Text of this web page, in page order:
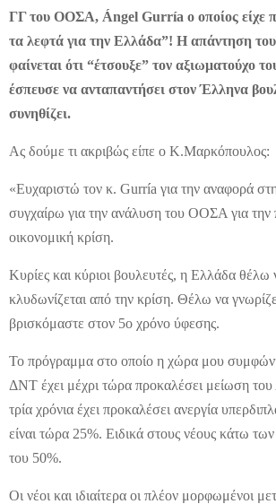
ΓΓ του ΟΟΣΑ, Ángel Gurría ο οποίος είχε
τα λεφτά για την Ελλάδα”! Η απάντηση
φαίνεται ότι “έτσουξε” τον αξιωματούχο
έσπευσε να ανταπαντήσει στον Έλληνα
συνηθίζει.
Ας δούμε τι ακριβώς είπε ο Κ.Μαρκόπουλος:
«Ευχαριστώ τον κ. Gurría για την αναφορά
συγχαίρω για την ανάλυση του ΟΟΣΑ για την
οικονομική κρίση.
Κυρίες και κύριοι βουλευτές, η Ελλάδα
κλυδωνίζεται από την κρίση. Θέλω να
βρισκόμαστε στον 5ο χρόνο ύφεσης.
Το πρόγραμμα στο οποίο η χώρα μου
ΔΝΤ έχει μέχρι τώρα προκαλέσει μείωση
τρία χρόνια έχει προκαλέσει ανεργία
είναι τώρα 25%. Ειδικά στους νέους κάτω
του 50%.
Οι νέοι και ιδιαίτερα οι πλέον μορφωμένοι